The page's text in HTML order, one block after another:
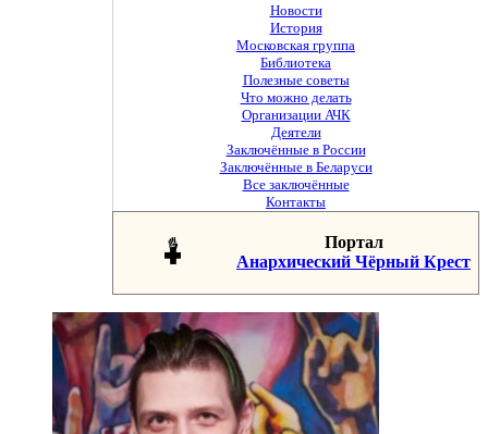
Новости
История
Московская группа
Библиотека
Полезные советы
Что можно делать
Организации АЧК
Деятели
Заключённые в России
Заключённые в Беларуси
Все заключённые
Контакты
Портал
Анархический Чёрный Крест